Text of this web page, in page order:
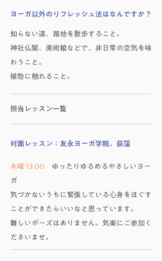
ヨーガ以外のリフレッシュ法はなんですか？
知らない道、路地を散歩すること。
神社仏閣、美術館などで、非日常の空気を味
わうこと。
植物に触れること。
担当レッスン一覧
対面レッスン：​友永ヨーガ学院、荻窪
木曜 13:00
ゆったりゆるめるやさしいヨー
ガ
気づかないうちに緊張している心身をほぐす
ことができたらいいなと思っています。
難しいポーズはありません。気楽にご参加く
ださいませ。